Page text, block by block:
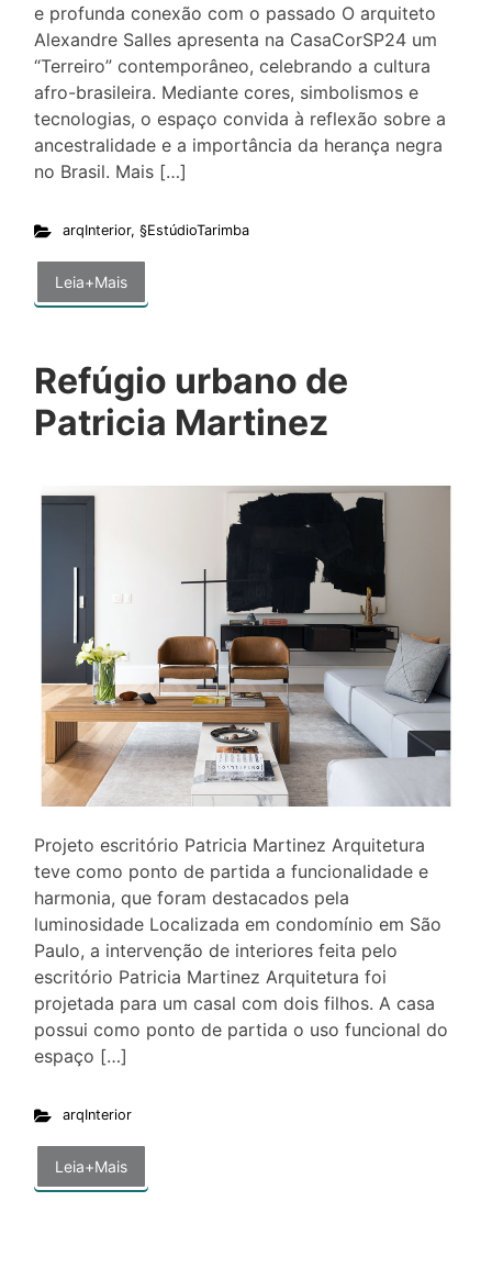
e profunda conexão com o passado O arquiteto
Alexandre Salles apresenta na CasaCorSP24 um
“Terreiro” contemporâneo, celebrando a cultura
afro-brasileira. Mediante cores, simbolismos e
tecnologias, o espaço convida à reflexão sobre a
ancestralidade e a importância da herança negra
no Brasil. Mais […]
arqInterior, §EstúdioTarimba
Leia+Mais
Refúgio urbano de
Patricia Martinez
Projeto escritório Patricia Martinez Arquitetura
teve como ponto de partida a funcionalidade e
harmonia, que foram destacados pela
luminosidade Localizada em condomínio em São
Paulo, a intervenção de interiores feita pelo
escritório Patricia Martinez Arquitetura foi
projetada para um casal com dois filhos. A casa
possui como ponto de partida o uso funcional do
espaço […]
arqInterior
Leia+Mais